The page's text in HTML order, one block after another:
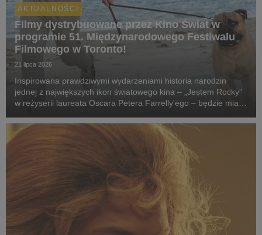
AKTUALNOŚCI
Filmy dystrybuowane przez Kino Świat w
programie 51. Międzynarodowego Festiwalu
Filmowego w Toronto!
21 lipca 2026
Inspirowana prawdziwymi wydarzeniami historia narodzin
jednej z największych ikon światowego kina – „Jestem Rocky”
w reżyserii laureata Oscara Petera Farrelly'ego – będzie miała
Festiwalu Filmowego w Toronto. W polskich k...